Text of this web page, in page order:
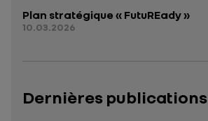
Plan stratégique « FutuREady »
10.03.2026
Dernières publications